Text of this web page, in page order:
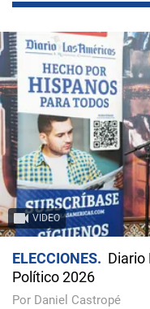
VIDEO
ELECCIONES
Diario
Político 2026
Por Daniel Castropé